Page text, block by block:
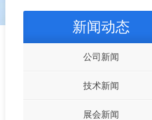
新闻动态
公司新闻
技术新闻
展会新闻